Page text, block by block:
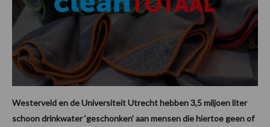
Westerveld en de Universiteit Utrecht hebben 3,5 miljoen liter
schoon drinkwater ‘geschonken’ aan mensen die hiertoe geen of